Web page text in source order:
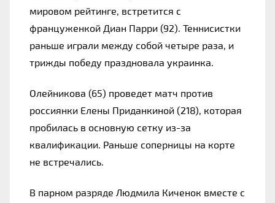
мировом рейтинге, встретится с
француженкой Диан Парри (92). Теннисистки
раньше играли между собой четыре раза, и
трижды победу праздновала украинка.
Олейникова (65) проведет матч против
россиянки Елены Приданкиной (218), которая
пробилась в основную сетку из-за
квалификации. Раньше соперницы на корте
не встречались.
В парном разряде Людмила Киченок вместе с